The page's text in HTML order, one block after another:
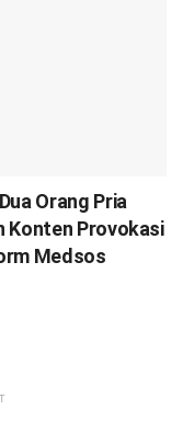
Orang Pria
Konten Provokasi
Medsos